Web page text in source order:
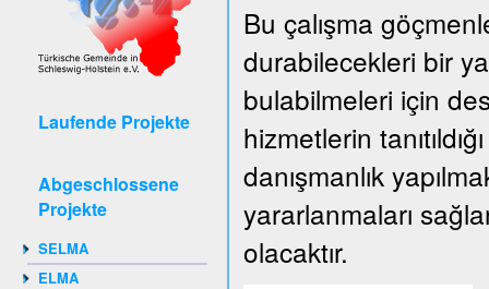
Laufende Projekte
Abgeschlossene
Projekte
SELMA
ELMA
Bu çalışma
durabilecekleri bir
bulabilmeleri için
hizmetlerin
danışmanlık
yararlanmaları
olacaktır.